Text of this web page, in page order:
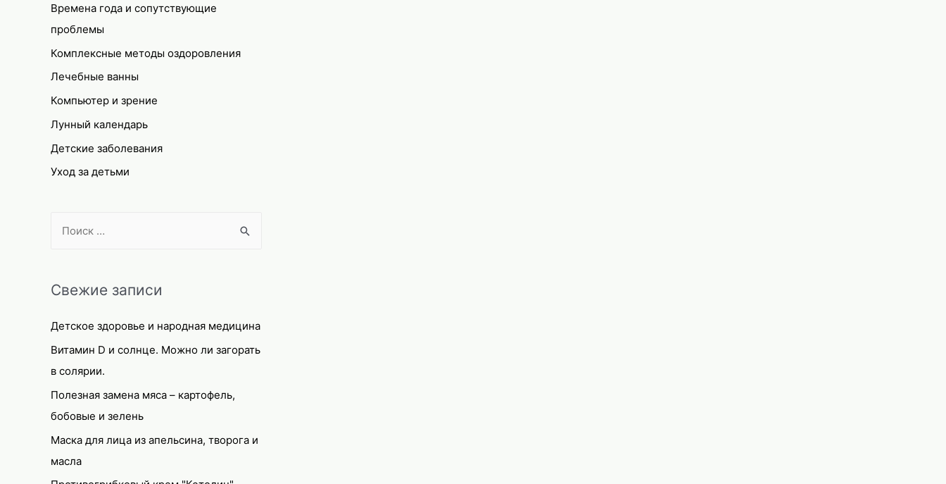
Времена года и сопутствующие
проблемы
Комплексные методы оздоровления
Лечебные ванны
Компьютер и зрение
Лунный календарь
Детские заболевания
Уход за детьми
r
h
f
o
r
:
Свежие записи
Детское здоровье и народная медицина
Витамин D и солнце. Можно ли загорать
в солярии.
Полезная замена мяса – картофель,
бобовые и зелень
Маска для лица из апельсина, творога и
масла